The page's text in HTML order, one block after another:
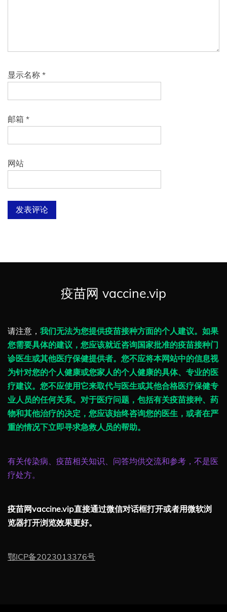
显示名称 *
邮箱 *
网站
疫苗网 vaccine.vip
请注意， 我们无法为您提供疫苗接种方面的个人建议。如果
您需要具体的建议，您应该就近咨询国家批准的疫苗接种门
诊医生或其他医疗保健提供者。您不应将本网站中的信息视
为针对您的个人健康或您家人的个人健康的具体、专业的医
疗建议。您不应使用它来取代与医生或其他合格医疗保健专
业人员的任何关系。对于医疗问题，包括有关疫苗接种、药
物和其他治疗的决定，您应该始终咨询您的医生，或者在严
重的情况下立即寻求急救人员的帮助。
有关传染病、疫苗相关知识、问答均供交流和参考，不是医
疗处方。
疫苗网vaccine.vip直接通过微信对话框打开或者用微软浏
览器打开浏览效果更好。
鄂ICP备2023013376号